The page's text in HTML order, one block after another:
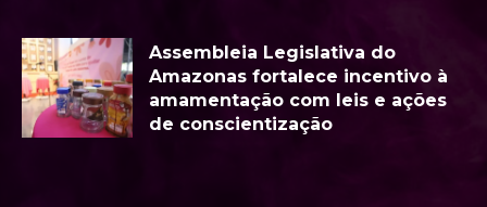
Assembleia Legislativa do
Amazonas fortalece incentivo à
amamentação com leis e ações
de conscientização